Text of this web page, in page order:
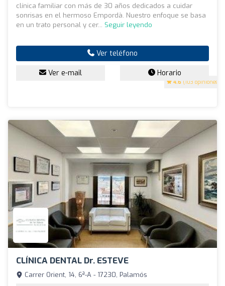
4.6 (103 opiniones)
clínica familiar con más de 30 años dedicados a cuidar
sonrisas en el hermoso Empordà. Nuestro enfoque se basa
en un trato personal y cer... Seguir leyendo
Ver teléfono
Ver e-mail Horario
CLÍNICA DENTAL Dr. ESTEVE
Carrer Orient, 14, 6ª-A - 17230, Palamós